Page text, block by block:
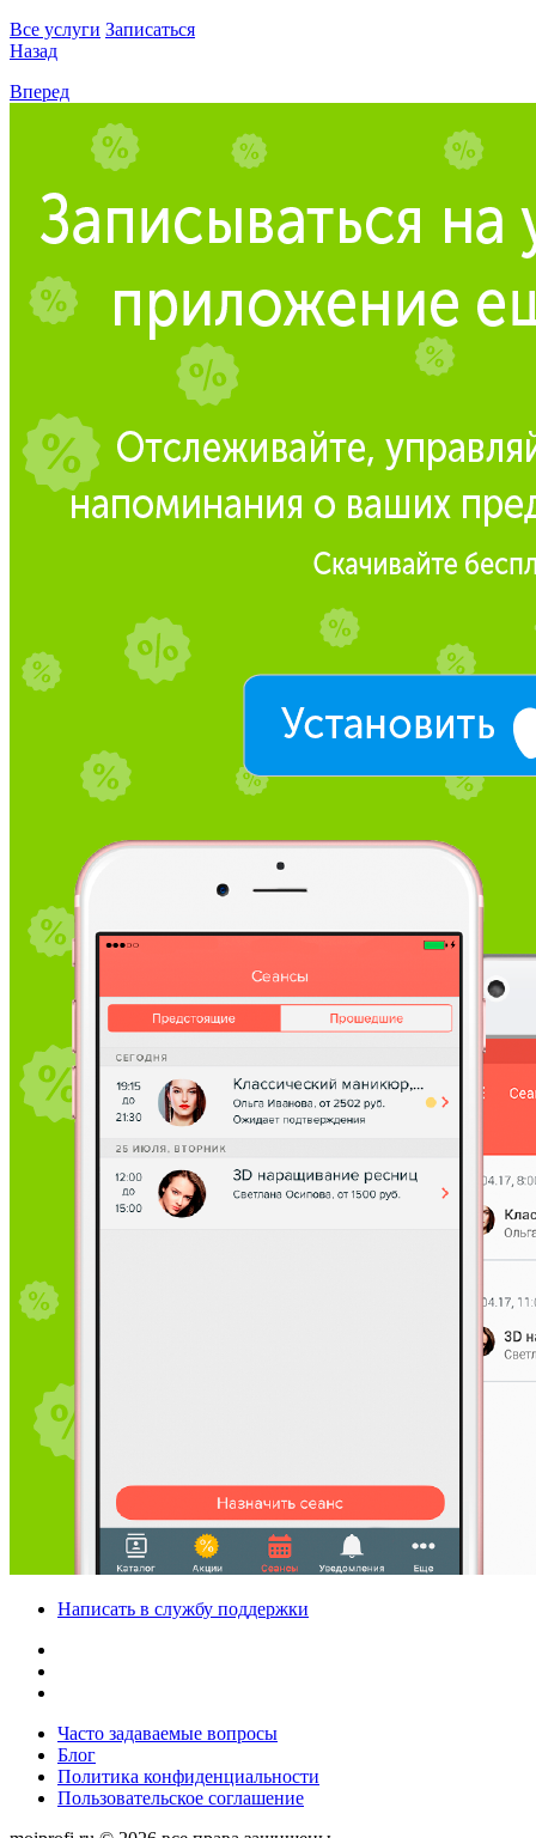
Все услуги Записаться
Назад
Вперед
Написать в службу поддержки
Часто задаваемые вопросы
Блог
Политика конфиденциальности
Пользовательское соглашение